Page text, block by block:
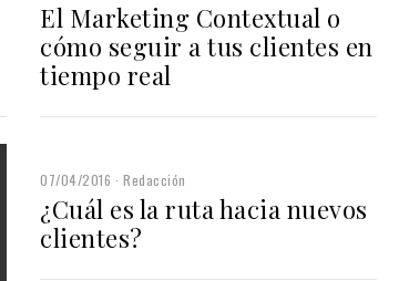
El Marketing Contextual o
cómo seguir a tus clientes en
tiempo real
07/04/2016 Redacción
¿Cuál es la ruta hacia nuevos
clientes?